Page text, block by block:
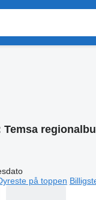
Temsa
på toppen